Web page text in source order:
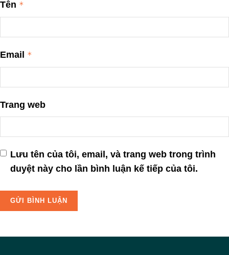
Tên *
Email *
Trang web
Lưu tên của tôi, email, và trang web trong trình
duyệt này cho lần bình luận kế tiếp của tôi.